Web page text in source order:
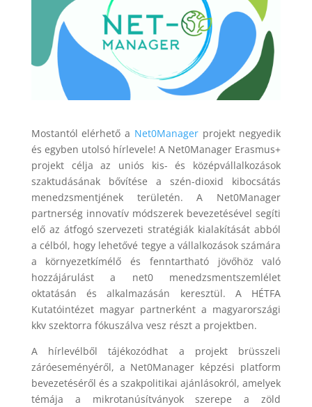
Mostantól elérhető a Net0Managerprojekt negyedik
és egyben utolsó hírlevele! A Net0Manager Erasmus+
projekt célja az uniós kis- és középvállalkozások
szaktudásának bővítése a szén-dioxid kibocsátás
menedzsmentjének területén. A Net0Manager
partnerség innovatív módszerek bevezetésével segíti
elő az átfogó szervezeti stratégiák kialakítását abból
a célból, hogy lehetővé tegye a vállalkozások számára
a környezetkímélő és fenntartható jövőhöz való
hozzájárulást a net0 menedzsmentszemlélet
oktatásán és alkalmazásán keresztül. A HÉTFA
Kutatóintézet magyar partnerként a magyarországi
kkv szektorra fókuszálva vesz részt a projektben.
A hírlevélből tájékozódhat a projekt brüsszeli
záróeseményéről, a Net0Manager képzési platform
bevezetéséről és a szakpolitikai ajánlásokról, amelyek
témája a mikrotanúsítványok szerepe a zöld